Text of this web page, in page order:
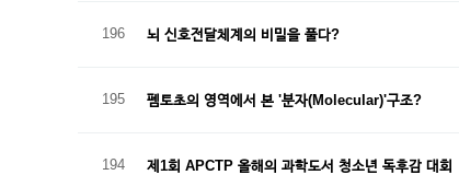
196 뇌 신호전달체계의 비밀을 풀다?
195 펨토초의 영역에서 본 '분자(Molecular)'구조?
194 제1회 APCTP 올해의 과학도서 청소년 독후감 대회